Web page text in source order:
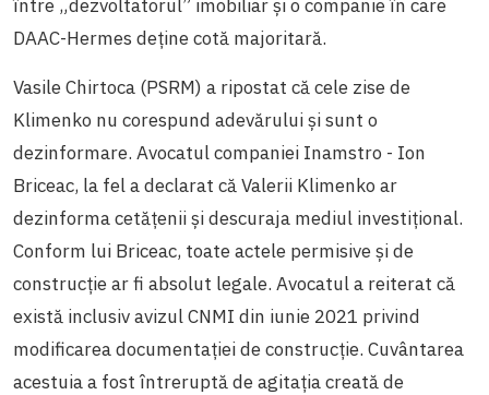
între „dezvoltatorul” imobiliar și o companie în care
DAAC-Hermes deține cotă majoritară.
Vasile Chirtoca (PSRM) a ripostat că cele zise de
Klimenko nu corespund adevărului și sunt o
dezinformare. Avocatul companiei Inamstro - Ion
Briceac, la fel a declarat că Valerii Klimenko ar
dezinforma cetățenii și descuraja mediul investițional.
Conform lui Briceac, toate actele permisive și de
construcție ar fi absolut legale. Avocatul a reiterat că
există inclusiv avizul CNMI din iunie 2021 privind
modificarea documentației de construcție. Cuvântarea
acestuia a fost întreruptă de agitația creată de